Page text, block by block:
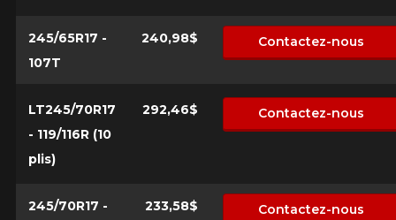
245/65R17 -
107T
240,98$ Contactez-nous
LT245/70R17
- 119/116R (10
plis)
292,46$ Contactez-nous
245/70R17 -
233,58$ Contactez-nous